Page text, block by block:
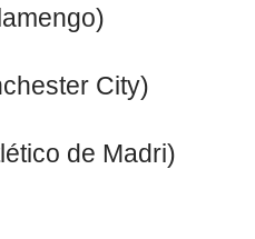
City)
de Madri)